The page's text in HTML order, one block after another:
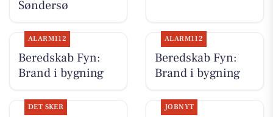
Søndersø
ALARM112
Beredskab Fyn:
Brand i bygning
ALARM112
Beredskab Fyn:
Brand i bygning
DET SKER JOBNYT